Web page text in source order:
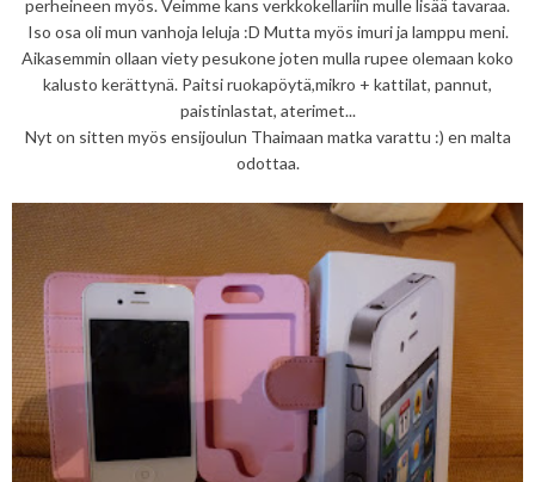
perheineen myös. Veimme kans verkkokellariin mulle lisää tavaraa.
Iso osa oli mun vanhoja leluja :D Mutta myös imuri ja lamppu meni.
Aikasemmin ollaan viety pesukone joten mulla rupee olemaan koko
kalusto kerättynä. Paitsi ruokapöytä,mikro + kattilat, pannut,
paistinlastat, aterimet...
Nyt on sitten myös ensijoulun Thaimaan matka varattu :) en malta
odottaa.